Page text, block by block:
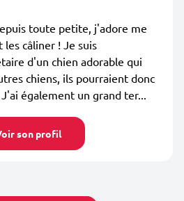
toute petite, j'adore me
les câliner ! Je suis
d'un chien adorable qui
chiens, ils pourraient donc
également un grand ter...
son profil